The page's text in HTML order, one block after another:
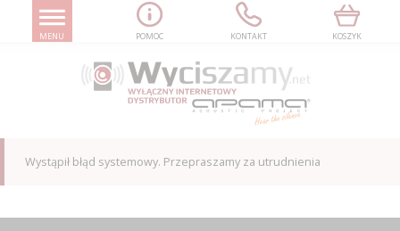
MENU POMOC KONTAKT KOSZYK
Wystąpił błąd systemowy. Przepraszamy za utrudnienia